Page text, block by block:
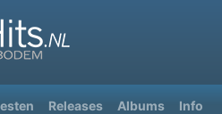
Releases Albums Info